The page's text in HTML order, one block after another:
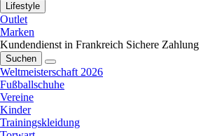
Lifestyle
Outlet
Marken
Kundendienst in Frankreich Sichere Zahlung
Suchen
Weltmeisterschaft 2026
Fußballschuhe
Vereine
Kinder
Trainingskleidung